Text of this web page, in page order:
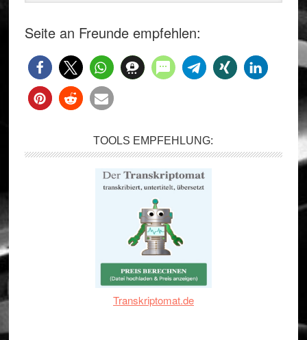
Seite an Freunde empfehlen:
TOOLS EMPFEHLUNG:
Transkriptomat.de